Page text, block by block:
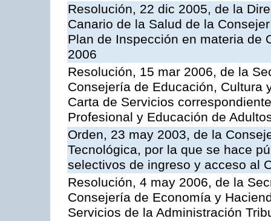
Resolución, 22 dic 2005, de la
Canario de la Salud de la
Plan de Inspección en materia de
2006
Resolución, 15 mar 2006, de la
Consejería de Educación, Cultura
Carta de Servicios
Profesional y Educación de
Orden, 23 may 2003, de la
Tecnológica, por la que se hace
selectivos de ingreso y acceso al
Resolución, 4 may 2006, de la
Consejería de Economía y
Servicios de la Administración